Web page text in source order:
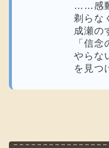
……感
剃らな
成瀬の
「信念
やらな
を見つ